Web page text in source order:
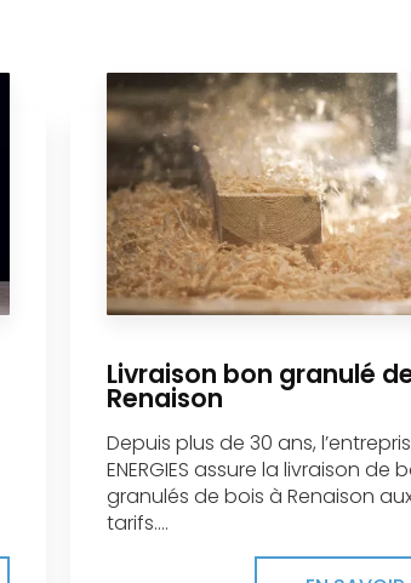
Livraison bon granulé
Renaison
Depuis plus de 30 ans,
ENERGIES assure la livraison de
granulés de bois à Renaison
tarifs....